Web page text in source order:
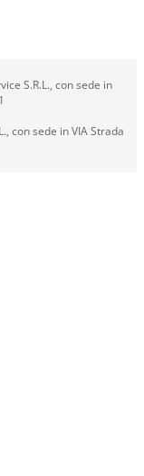
S.R.L., con sede in
con sede in VIA Strada